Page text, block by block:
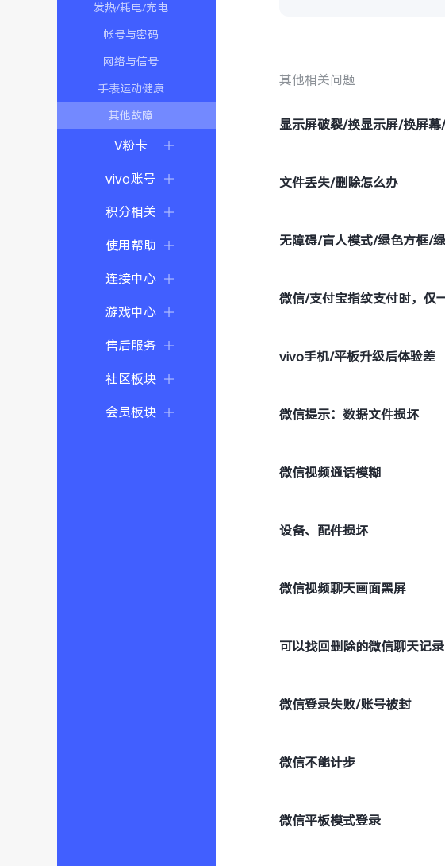
发热/耗电/充电
帐号与密码
网络与信号
手表运动健康
其他故障
V粉卡
vivo账号
积分相关
使用帮助
连接中心
游戏中心
售后服务
社区板块
会员板块
其他相关问题
显示屏破裂/换显示屏/换屏
文件丢失/删除怎么办
无障碍/盲人模式/绿色方框/
微信/支付宝指纹支付时，仅
vivo手机/平板升级后体验差
微信提示：数据文件损坏
微信视频通话模糊
设备、配件损坏
微信视频聊天画面黑屏
可以找回删除的微信聊天记录
微信登录失败/账号被封
微信不能计步
微信平板模式登录